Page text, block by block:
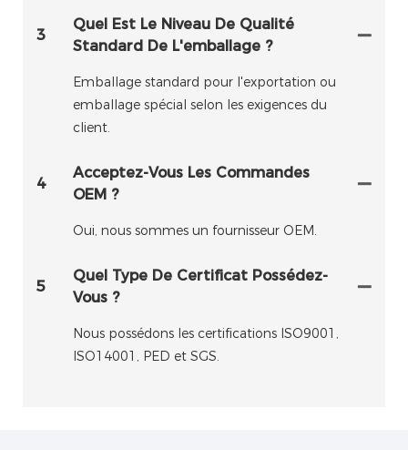
3
Quel Est Le Niveau De Qualité
Standard De L'emballage ?
Emballage standard pour l'exportation ou
emballage spécial selon les exigences du
client.
4
Acceptez-Vous Les Commandes
OEM ?
Oui, nous sommes un fournisseur OEM.
5
Quel Type De Certificat Possédez-
Vous ?
Nous possédons les certifications ISO9001,
ISO14001, PED et SGS.